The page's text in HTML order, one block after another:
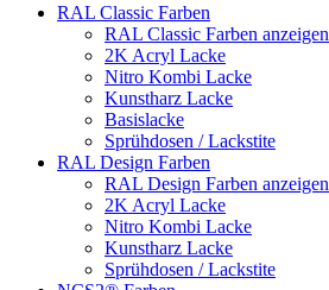
RAL Classic Farben
RAL Classic Farben anzeigen
2K Acryl Lacke
Nitro Kombi Lacke
Kunstharz Lacke
Basislacke
Sprühdosen / Lackstite
RAL Design Farben
RAL Design Farben anzeigen
2K Acryl Lacke
Nitro Kombi Lacke
Kunstharz Lacke
Sprühdosen / Lackstite